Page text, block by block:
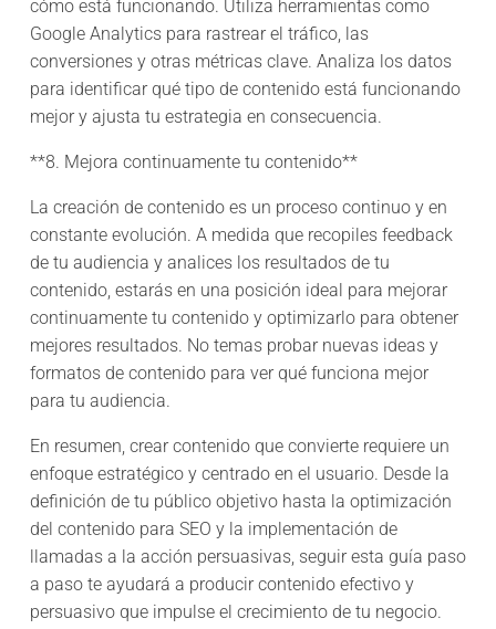
cómo está funcionando. Utiliza herramientas como
Google Analytics para rastrear el tráfico, las
conversiones y otras métricas clave. Analiza los datos
para identificar qué tipo de contenido está funcionando
mejor y ajusta tu estrategia en consecuencia.
**8. Mejora continuamente tu contenido**
La creación de contenido es un proceso continuo y en
constante evolución. A medida que recopiles feedback
de tu audiencia y analices los resultados de tu
contenido, estarás en una posición ideal para mejorar
continuamente tu contenido y optimizarlo para obtener
mejores resultados. No temas probar nuevas ideas y
formatos de contenido para ver qué funciona mejor
para tu audiencia.
En resumen, crear contenido que convierte requiere un
enfoque estratégico y centrado en el usuario. Desde la
definición de tu público objetivo hasta la optimización
del contenido para SEO y la implementación de
llamadas a la acción persuasivas, seguir esta guía paso
a paso te ayudará a producir contenido efectivo y
persuasivo que impulse el crecimiento de tu negocio.